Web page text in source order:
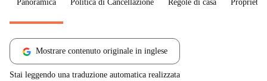
Panoramica Politica di Cancellazione Regole di casa
Mostrare contenuto originale in inglese
Stai leggendo una traduzione automatica realizzata